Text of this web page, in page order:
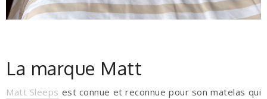
La marque Matt
Matt Sleeps est connue et reconnue pour son matelas qui